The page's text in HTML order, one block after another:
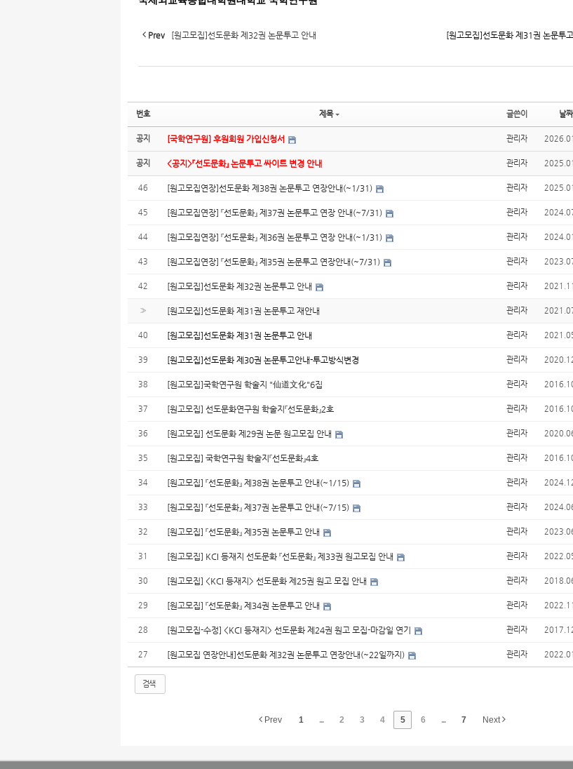
Prev [원고모집]선도문화 제32권 논문투고 안내 [원고모집]선도문화 제31권 논문투
번호 제목 글쓴이 날짜
공지 [국학연구원] 후원회원 가입신청서 관리자
공지 <공지>『선도문화』 논문투고 싸이트 변경 안내 관리자
46 [원고모집연장]선도문화 제38권 논문투고 연장안내(~1/31) 관리자
45 [원고모집연장] 『선도문화』 제37권 논문투고 연장 안내(~7/31) 관리자
44 [원고모집연장] 『선도문화』 제36권 논문투고 연장 안내(~1/31) 관리자
43 [원고모집연장] 『선도문화』 제35권 논문투고 연장안내(~7/31) 관리자
42 [원고모집]선도문화 제32권 논문투고 안내 관리자
» [원고모집]선도문화 제31권 논문투고 재안내 관리자
40 [원고모집]선도문화 제31권 논문투고 안내 관리자
39 [원고모집]선도문화 제30권 논문투고안내-투고방식변경 관리자
38 [원고모집]국학연구원 학술지 "仙道文化"6집 관리자
37 [원고모집] 선도문화연구원 학술지『선도문화』2호 관리자
36 [원고모집] 선도문화 제29권 논문 원고모집 안내 관리자
35 [원고모집] 국학연구원 학술지『선도문화』4호 관리자
34 [원고모집] 『선도문화』 제38권 논문투고 안내(~1/15) 관리자
33 [원고모집] 『선도문화』 제37권 논문투고 안내(~7/15) 관리자
32 [원고모집] 『선도문화』 제35권 논문투고 안내 관리자
31 [원고모집] KCI 등재지 선도문화 『선도문화』 제33권 원고모집 안내 관리자
30 [원고모집] <KCI 등재지> 선도문화 제25권 원고 모집 안내 관리자
29 [원고모집] 『선도문화』 제34권 논문투고 안내 관리자
28 [원고모집-수정] <KCI 등재지> 선도문화 제24권 원고 모집-마감일 연기 관리자
27 [원고모집 연장안내]선도문화 제32권 논문투고 연장안내(~22일까지) 관리자
검색
Prev 1 ... 2 3 4 5 6 ... 7 Next